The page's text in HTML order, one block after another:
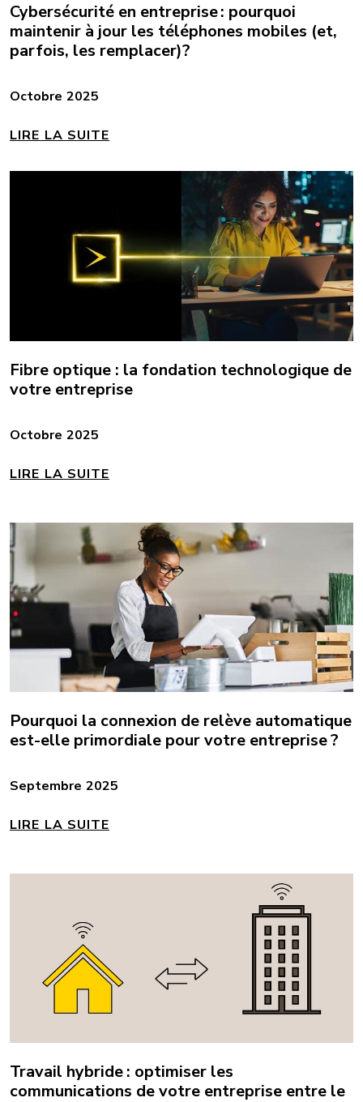
Cybersécurité en entreprise : pourquoi
maintenir à jour les téléphones mobiles (et,
parfois, les remplacer)?
Octobre 2025
LIRE LA SUITE
Fibre optique : la fondation technologique de
votre entreprise
Octobre 2025
LIRE LA SUITE
Pourquoi la connexion de relève automatique
est-elle primordiale pour votre entreprise ?
Septembre 2025
LIRE LA SUITE
Travail hybride : optimiser les
communications de votre entreprise entre le